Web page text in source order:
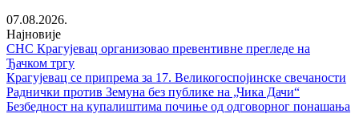
07.08.2026.
Најновије
СНС Крагујевац организовао превентивне прегледе на
Ђачком тргу
Крагујевац се припрема за 17. Великогоспојинске свечаности
Раднички против Земуна без публике на „Чика Дачи“
Безбедност на купалиштима почиње од одговорног понашања